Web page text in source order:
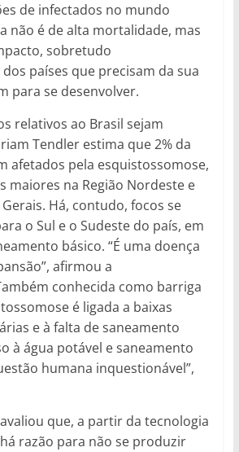
de infectados no mundo
não é de alta mortalidade, mas
sobretudo
países que precisam da sua
para se desenvolver.
relativos ao Brasil sejam
Tendler estima que 2% da
afetados pela esquistossomose,
maiores na Região Nordeste e
Há, contudo, focos se
o Sul e o Sudeste do país, em
básico. “É uma doença
afirmou a
conhecida como barriga
é ligada a baixas
e à falta de saneamento
à água potável e saneamento
humana inquestionável”,
que, a partir da tecnologia
razão para não se produzir